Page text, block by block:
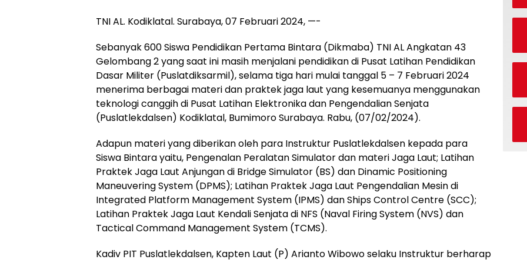
TNI AL. Kodiklatal. Surabaya, 07 Februari 2024, —-
Sebanyak 600 Siswa Pendidikan Pertama Bintara (Dikmaba) TNI AL Angkatan 43
Gelombang 2 yang saat ini masih menjalani pendidikan di Pusat Latihan Pendidikan
Dasar Militer (Puslatdiksarmil), selama tiga hari mulai tanggal 5 – 7 Februari 2024
menerima berbagai materi dan praktek jaga laut yang kesemuanya menggunakan
teknologi canggih di Pusat Latihan Elektronika dan Pengendalian Senjata
(Puslatlekdalsen) Kodiklatal, Bumimoro Surabaya. Rabu, (07/02/2024).
Adapun materi yang diberikan oleh para Instruktur Puslatlekdalsen kepada para
Siswa Bintara yaitu, Pengenalan Peralatan Simulator dan materi Jaga Laut; Latihan
Praktek Jaga Laut Anjungan di Bridge Simulator (BS) dan Dinamic Positioning
Maneuvering System (DPMS); Latihan Praktek Jaga Laut Pengendalian Mesin di
Integrated Platform Management System (IPMS) dan Ships Control Centre (SCC);
Latihan Praktek Jaga Laut Kendali Senjata di NFS (Naval Firing System (NVS) dan
Tactical Command Management System (TCMS).
Kadiv PIT Puslatlekdalsen, Kapten Laut (P) Arianto Wibowo selaku Instruktur berharap